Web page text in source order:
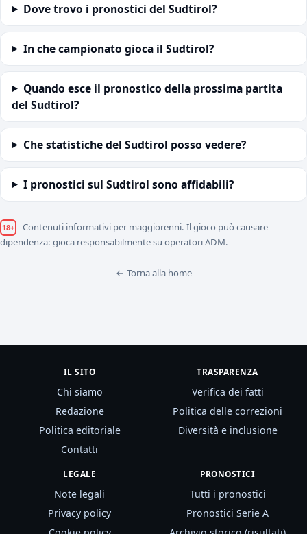
Dove trovo i pronostici del Sudtirol?
In che campionato gioca il Sudtirol?
Quando esce il pronostico della prossima partita
del Sudtirol?
Che statistiche del Sudtirol posso vedere?
I pronostici sul Sudtirol sono affidabili?
18+
Contenuti informativi per maggiorenni. Il gioco può causare
dipendenza: gioca responsabilmente su operatori ADM.
← Torna alla home
IL SITO
Chi siamo
Redazione
Politica editoriale
Contatti
TRASPARENZA
Verifica dei fatti
Politica delle correzioni
Diversità e inclusione
LEGALE
Note legali
Privacy policy
PRONOSTICI
Tutti i pronostici
Pronostici Serie A